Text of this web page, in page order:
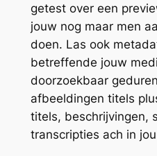
getest over een
jouw nog maar men
doen. Las ook
betreffende jouw
doorzoekbaar
afbeeldingen titels
titels, beschrijvingen,
transcripties ach in